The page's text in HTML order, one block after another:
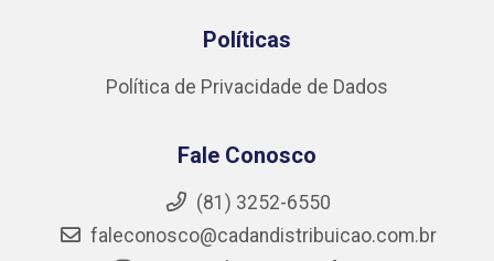
Políticas
Política de Privacidade de Dados
Fale Conosco
(81) 3252-6550
faleconosco@cadandistribuicao.com.br